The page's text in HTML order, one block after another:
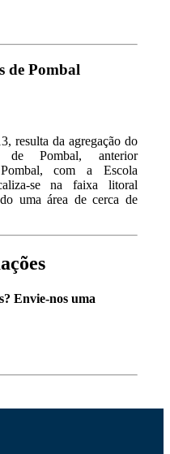
de Pombal
resulta da agregação do
de Pombal, anterior
com a Escola
se na faixa litoral
uma área de cerca de
Envie-nos uma